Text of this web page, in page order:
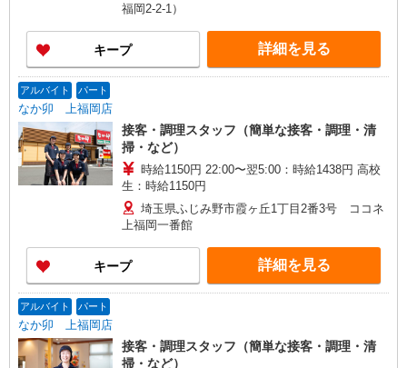
福岡2-2-1）
キープ 詳細を見る
アルバイト パート
なか卯 上福岡店
接客・調理スタッフ（簡単な接客・調理・清
掃・など）
時給1150円 22:00〜翌5:00：時給1438円 高校
生：時給1150円
埼玉県ふじみ野市霞ヶ丘1丁目2番3号 ココネ
上福岡一番館
キープ 詳細を見る
アルバイト パート
なか卯 上福岡店
接客・調理スタッフ（簡単な接客・調理・清
掃・など）